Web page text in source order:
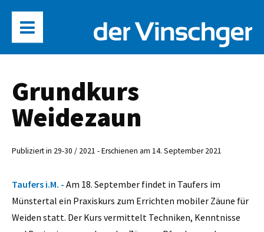
Grundkurs
Weidezaun
Publiziert in 29-30 / 2021 - Erschienen am 14. September 2021
Taufers i.M. - Am 18. September findet in Taufers im
Münstertal ein Praxiskurs zum Errichten mobiler Zäune für
Weiden statt. Der Kurs vermittelt Techniken, Kenntnisse